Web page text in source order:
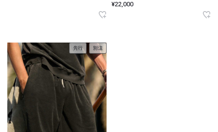
¥22,000
先行 別注